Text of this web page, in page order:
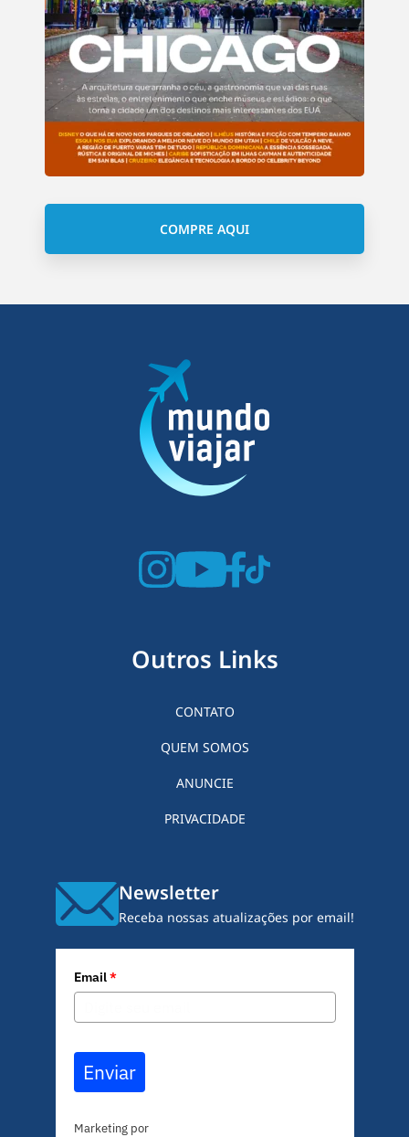
COMPRE AQUI
Outros Links
CONTATO
QUEM SOMOS
ANUNCIE
PRIVACIDADE
Newsletter
Receba nossas atualizações por email!
Email*
Enviar
Marketing por